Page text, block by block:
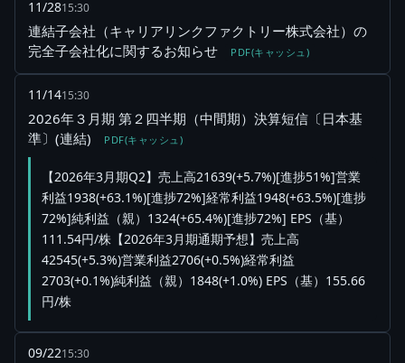
11/2815:30
連結子会社（キャリアリンクファクトリー株式会社）の
完全子会社化に関するお知らせ
PDF(キャッシュ)
11/1415:30
2026年３月期 第２四半期（中間期）決算短信〔日本基
準〕(連結)
PDF(キャッシュ)
【2026年3月期Q2】売上高21639(+5.7%)[進捗51%]営業
利益1938(+63.1%)[進捗72%]経常利益1948(+63.5%)[進捗
72%]純利益（親）1324(+65.4%)[進捗72%] EPS（基）
111.54円/株【2026年3月期通期予想】売上高
42545(+5.3%)営業利益2706(+0.5%)経常利益
2703(+0.1%)純利益（親）1848(+1.0%) EPS（基）155.66
円/株
09/2215:30